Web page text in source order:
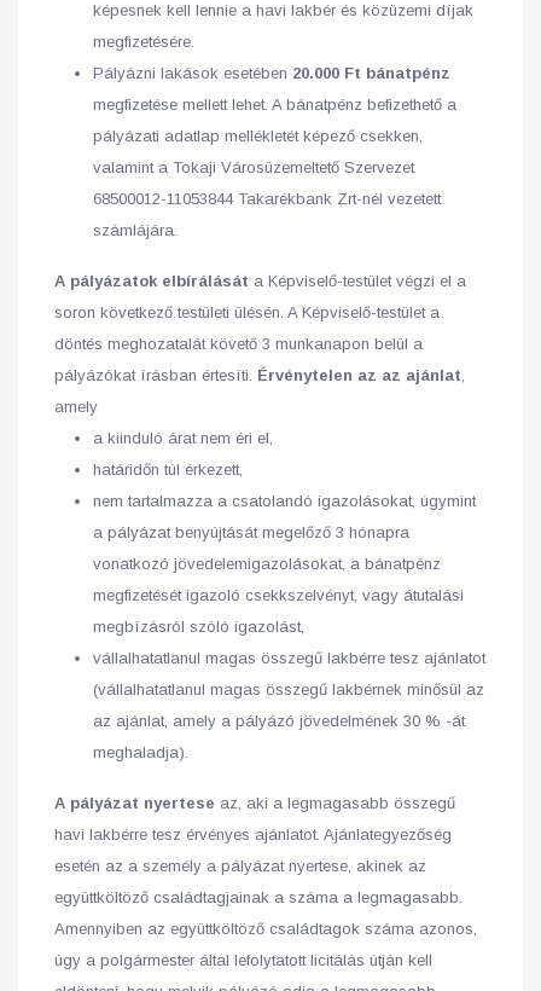
képesnek kell lennie a havi lakbér és közüzemi díjak
megfizetésére.
Pályázni lakások esetében 20.000 Ft bánatpénz
megfizetése mellett lehet. A bánatpénz befizethető a
pályázati adatlap mellékletét képező csekken,
valamint a Tokaji Városüzemeltető Szervezet
68500012-11053844 Takarékbank Zrt-nél vezetett
számlájára.
A pályázatok elbírálását a Képviselő-testület végzi el a
soron következő testületi ülésén. A Képviselő-testület a
döntés meghozatalát követő 3 munkanapon belül a
pályázókat írásban értesíti. Érvénytelen az az ajánlat,
amely
a kiinduló árat nem éri el,
határidőn túl érkezett,
nem tartalmazza a csatolandó igazolásokat, úgymint
a pályázat benyújtását megelőző 3 hónapra
vonatkozó jövedelemigazolásokat, a bánatpénz
megfizetését igazoló csekkszelvényt, vagy átutalási
megbízásról szóló igazolást,
vállalhatatlanul magas összegű lakbérre tesz ajánlatot
(vállalhatatlanul magas összegű lakbérnek minősül az
az ajánlat, amely a pályázó jövedelmének 30 % -át
meghaladja).
A pályázat nyertese az, aki a legmagasabb összegű
havi lakbérre tesz érvényes ajánlatot. Ajánlategyezőség
esetén az a személy a pályázat nyertese, akinek az
együttköltöző családtagjainak a száma a legmagasabb.
Amennyiben az együttköltöző családtagok száma azonos,
úgy a polgármester által lefolytatott licitálás útján kell